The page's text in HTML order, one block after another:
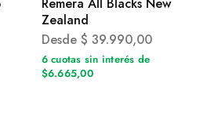
Remera All Blacks New
Zealand
Desde $ 39.990,00
6 cuotas sin interés de
$6.665,00